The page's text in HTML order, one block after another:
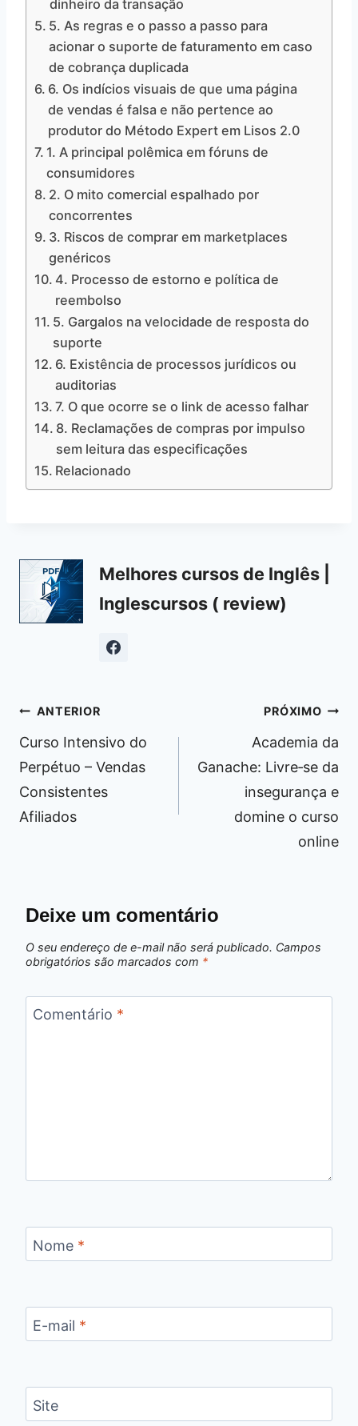
dinheiro da transação
5. As regras e o passo a passo para
acionar o suporte de faturamento em caso
de cobrança duplicada
6. Os indícios visuais de que uma página
de vendas é falsa e não pertence ao
produtor do Método Expert em Lisos 2.0
1. A principal polêmica em fóruns de
consumidores
2. O mito comercial espalhado por
concorrentes
3. Riscos de comprar em marketplaces
genéricos
4. Processo de estorno e política de
reembolso
5. Gargalos na velocidade de resposta do
suporte
6. Existência de processos jurídicos ou
auditorias
7. O que ocorre se o link de acesso falhar
8. Reclamações de compras por impulso
sem leitura das especificações
Relacionado
Melhores cursos de Inglês |
Inglescursos ( review)
Navegação
de
Post
ANTERIOR
Curso Intensivo do
Perpétuo – Vendas
Consistentes
Afiliados
PRÓXIMO
Academia da
Ganache: Livre‑se da
insegurança e
domine o curso
online
Deixe um comentário
O seu endereço de e-mail não será publicado. Campos
obrigatórios são marcados com *
Comentário *
Nome *
E-mail *
Site